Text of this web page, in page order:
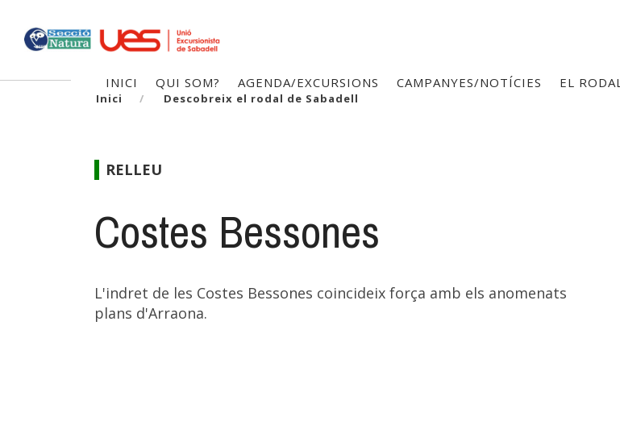
contingut
Navegació
INICI QUI SOM? AGENDA/EXCURSIONS CAMPANYES/NOTÍCIES EL RODAL
Inici Descobreix el rodal de Sabadell
RELLEU
Costes Bessones
L'indret de les Costes Bessones coincideix força amb els anomenats
plans d'Arraona.